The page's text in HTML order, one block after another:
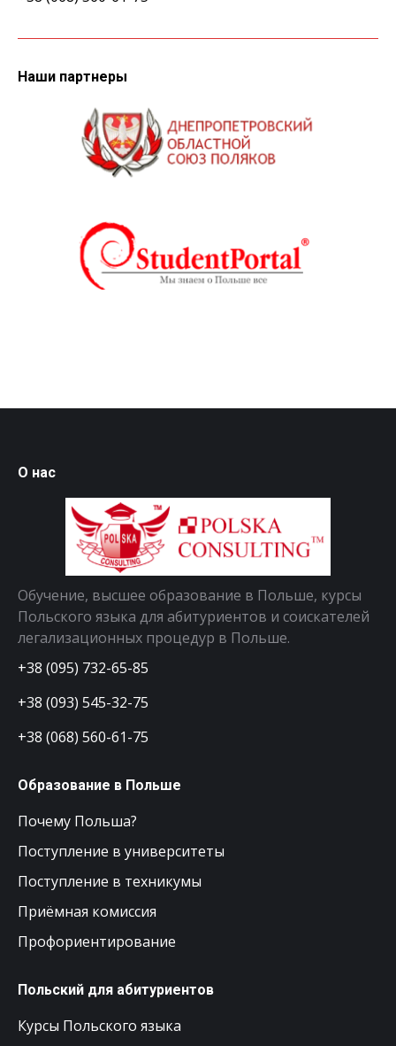
Наши партнеры
О нас
Обучение, высшее образование в Польше, курсы
Польского языка для абитуриентов и соискателей
легализационных процедур в Польше.
+38 (095) 732-65-85
+38 (093) 545-32-75
+38 (068) 560-61-75
Образование в Польше
Почему Польша?
Поступление в университеты
Поступление в техникумы
Приёмная комиссия
Профориентирование
Польский для абитуриентов
Курсы Польского языка